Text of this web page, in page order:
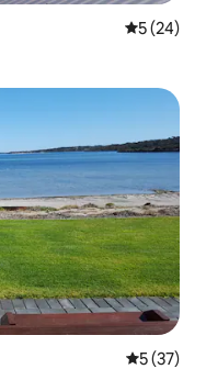
5 (24)
5 (37)